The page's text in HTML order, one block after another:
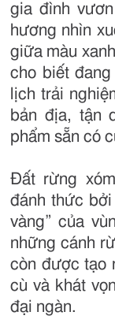
gia đình
hương nhìn
giữa màu
cho biết
lịch trải
bản địa, tận
phẩm sẵn có
Đất rừng
đánh thức
vàng” của
những cánh
còn được tạo
cù và khát
đại ngàn.